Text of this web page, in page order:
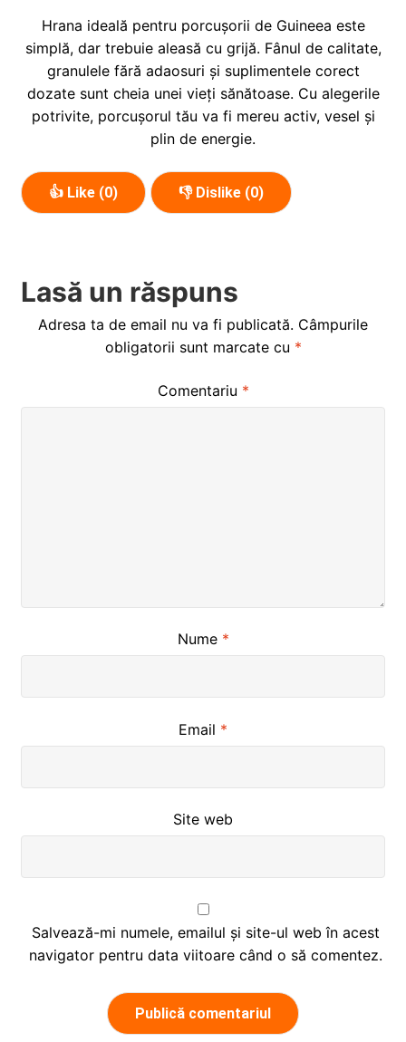
Hrana ideală pentru porcușorii de Guineea este
simplă, dar trebuie aleasă cu grijă. Fânul de calitate,
granulele fără adaosuri și suplimentele corect
dozate sunt cheia unei vieți sănătoase. Cu alegerile
potrivite, porcușorul tău va fi mereu activ, vesel și
plin de energie.
👍 Like (0) 👎 Dislike (0)
Lasă un răspuns
Adresa ta de email nu va fi publicată. Câmpurile
obligatorii sunt marcate cu *
Comentariu *
Nume *
Email *
Site web
Salvează-mi numele, emailul și site-ul web în acest
navigator pentru data viitoare când o să comentez.